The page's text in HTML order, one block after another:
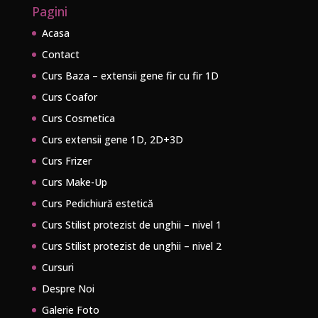
Pagini
Acasa
Contact
Curs Baza – extensii gene fir cu fir 1D
Curs Coafor
Curs Cosmetica
Curs extensii gene 1D, 2D+3D
Curs Frizer
Curs Make-Up
Curs Pedichiură estetică
Curs Stilist protezist de unghii – nivel 1
Curs Stilist protezist de unghii – nivel 2
Cursuri
Despre Noi
Galerie Foto